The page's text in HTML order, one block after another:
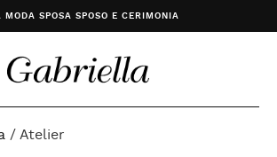
MODA SPOSA SPOSO E CERIMONIA
/ Atelier